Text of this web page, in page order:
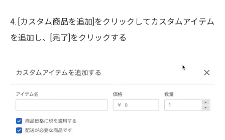
4. [カスタム商品を追加]をクリックしてカスタムアイテム
を追加し、[完了]をクリックする